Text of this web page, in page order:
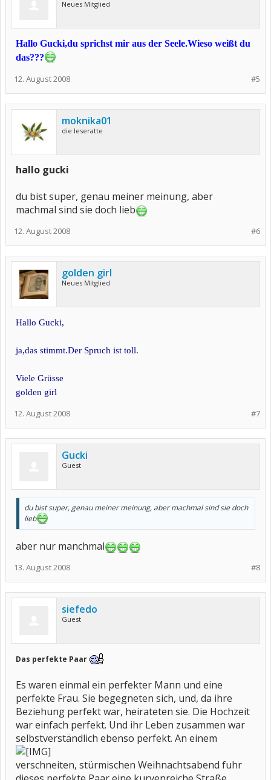
Neues Mitglied
Hallo Gucki,du sprichst mir aus der Seele.Wieso weißt du
das???
#5
12. August 2008
moknika01
die leseratte
hallo gucki
du bist super, genau meiner meinung, aber
machmal sind sie doch lieb
#6
12. August 2008
golden girl
Neues Mitglied
Hallo Gucki,
ja,das stimmt.Der Spruch ist toll.
Viele Grüsse
golden girl
#7
12. August 2008
Gucki
Guest
du bist super, genau meiner meinung, aber machmal sind sie doch
lieb
aber nur manchmal
#8
13. August 2008
siefedo
Guest
Das perfekte Paar
Es waren einmal ein perfekter Mann und eine
perfekte Frau. Sie begegneten sich, und, da ihre
Beziehung perfekt war, heirateten sie. Die Hochzeit
war einfach perfekt. Und ihr Leben zusammen war
selbstverständlich ebenso perfekt. An einem
verschneiten, stürmischen Weihnachtsabend fuhr